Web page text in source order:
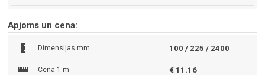
Apjoms un cena:
Dimensijas mm 100 / 225 / 2400
Cena 1 m € 11.16